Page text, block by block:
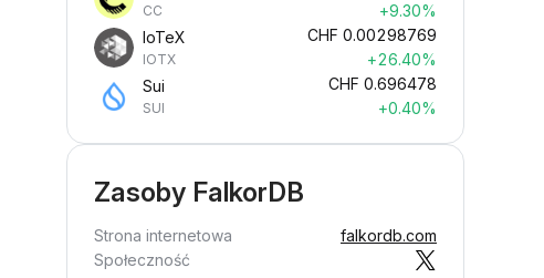
CC
+9.30%
IoTeX
IOTX
CHF 0.00298769
+26.40%
Sui
SUI
CHF 0.696478
+0.40%
Zasoby FalkorDB
Strona internetowa
falkordb.com
Społeczność